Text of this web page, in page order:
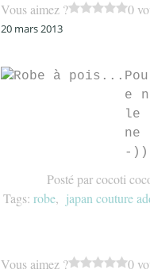
Vous aimez ? 0
20 mars 2013
e
le
ne
-))
Posté par cocoti
Tags: robe, japan couture
Vous aimez ? 0